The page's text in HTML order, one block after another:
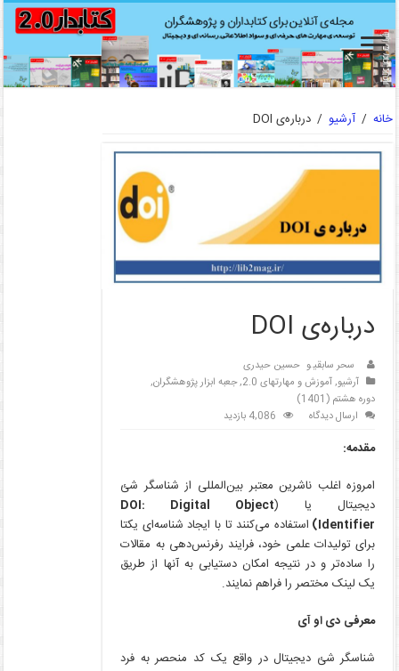
خانه / آرشیو / درباره‌ی DOI
درباره‌ی DOI
سحر سابقیو حسین حیدری
آرشیو,آموزش و مهارتهای 2.0 ,جعبه ابزار پژوهشگران,
دوره هشتم (1401)
ارسال دیدگاه
4,086 بازدید
مقدمه:
امروزه اغلب ناشرین معتبر بین‌المللی از شناسگر شئ
دیجیتال یا (DOI: Digital Object
Identifier) استفاده می‌کنند تا با ایجاد شناسه‌ای یکتا
برای تولیدات علمی خود، فرایند رفرنس‌دهی به مقالات
را ساده‌تر و در نتیجه امکان دستیابی به آنها از طریق
یک لینک مختصر را فراهم نمایند.
معرفی دی او آی
شناسگر شئ دیجیتال در واقع یک کد منحصر به فرد